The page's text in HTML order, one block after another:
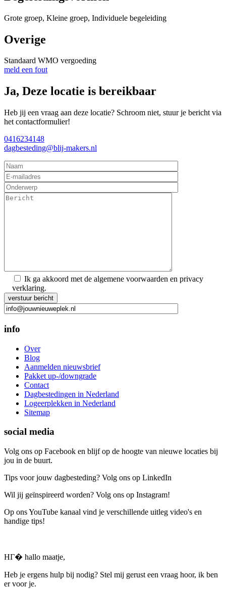
Grote groep, Kleine groep, Individuele begeleiding
Overige
Standaard WMO vergoeding
meld een fout
Ja, Deze locatie is bereikbaar
Heb jij een vraag aan deze locatie? Schroom niet, stuur je bericht via
het contactformulier!
0416234148
dagbesteding@blij-makers.nl
Ik ga akkoord met de algemene voorwaarden en privacy
verklaring.
Gelieve dit veld leeg te laten.
info
Over
Blog
Aanmelden nieuwsbrief
Pakket up-/downgrade
Contact
Dagbestedingen in Nederland
Logeerplekken in Nederland
Sitemap
social media
Volg ons op Facebook en blijf op de hoogte van nieuwe locaties bij
jou in de buurt.
Tips voor jouw dagbesteding? Volg ons op LinkedIn
Wil jij geïnspireerd worden? Volg ons op Instagram!
Op ons YouTube kanaal vind je verschillende uitleg video's en
handige tips!
HГ� hallo maatje,
Heb je ergens hulp bij nodig? Stel mij gerust een vraag hoor, ik ben
er voor je.